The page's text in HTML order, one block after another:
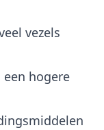
vezels
hogere